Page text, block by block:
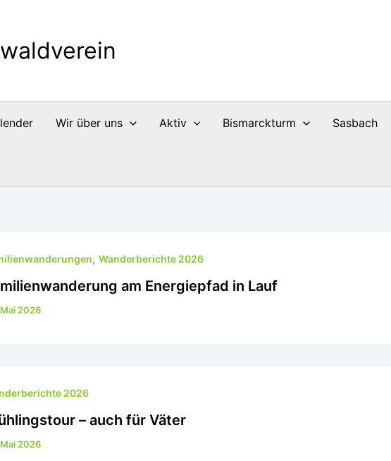
Wir über uns Aktiv Bismarckturm Sasbach
, Wanderberichte 2026
am Energiepfad in Lauf
2026
2026
– auch für Väter
2026